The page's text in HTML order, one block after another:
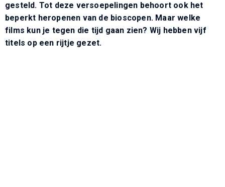
gesteld. Tot deze versoepelingen behoort ook het
beperkt heropenen van de bioscopen. Maar welke
films kun je tegen die tijd gaan zien? Wij hebben vijf
titels op een rijtje gezet.